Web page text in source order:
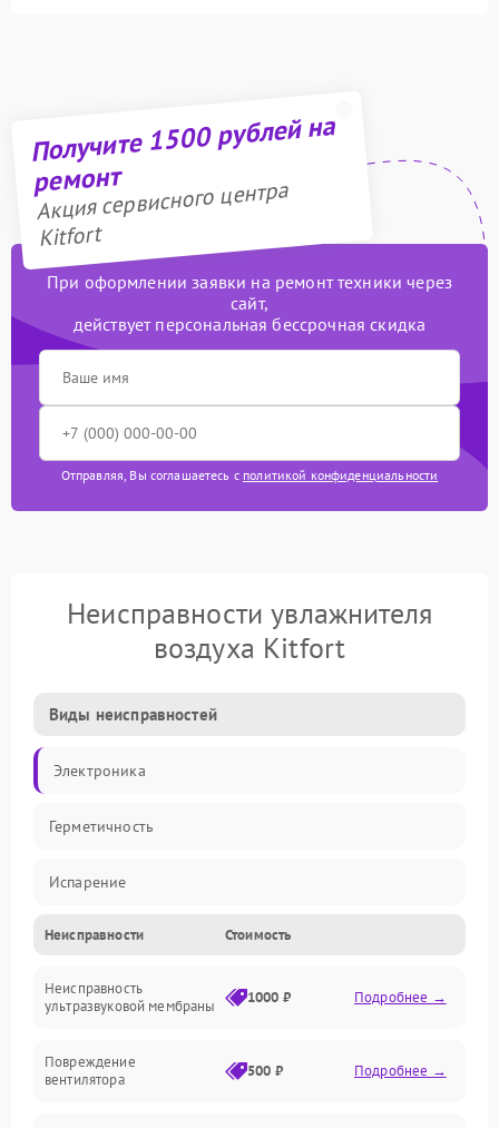
Получите 1500 рублей на
ремонт
Акция сервисного центра
Kitfort
При оформлении заявки на ремонт техники через
сайт,
действует персональная бессрочная скидка
Отправляя, Вы соглашаетесь с политикой конфиденциальности
Неисправности увлажнителя
воздуха Kitfort
Виды неисправностей
Электроника
Герметичность
Испарение
Водяной тракт
Механические повреждения
Неисправности Стоимость
Неисправность
ультразвуковой мембраны
1000 ₽ Подробнее →
Повреждение
вентилятора
500 ₽ Подробнее →